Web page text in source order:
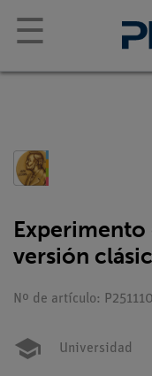
☰
versión
Nº de artículo:
Universidad